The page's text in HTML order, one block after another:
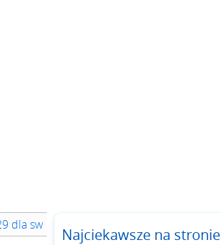
dla swojego znaku zodiaku
Najciekawsze na stronie